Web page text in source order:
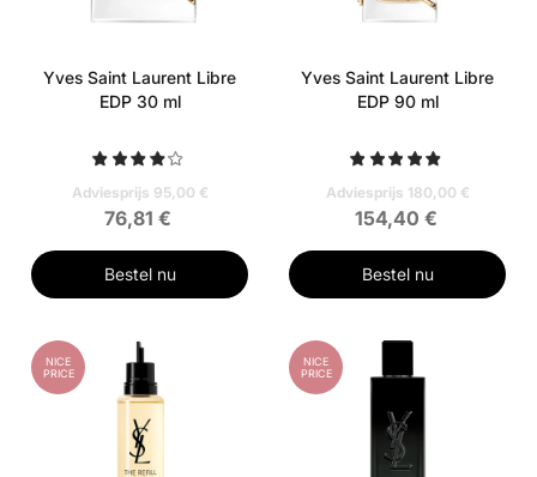
Yves Saint Laurent Libre
EDP 30 ml
Adviesprijs 95,00 €
76,81 €
Bestel nu
Yves Saint Laurent Libre
EDP 90 ml
Adviesprijs 180,00 €
154,40 €
Bestel nu
NICE
PRICE
NICE
PRICE